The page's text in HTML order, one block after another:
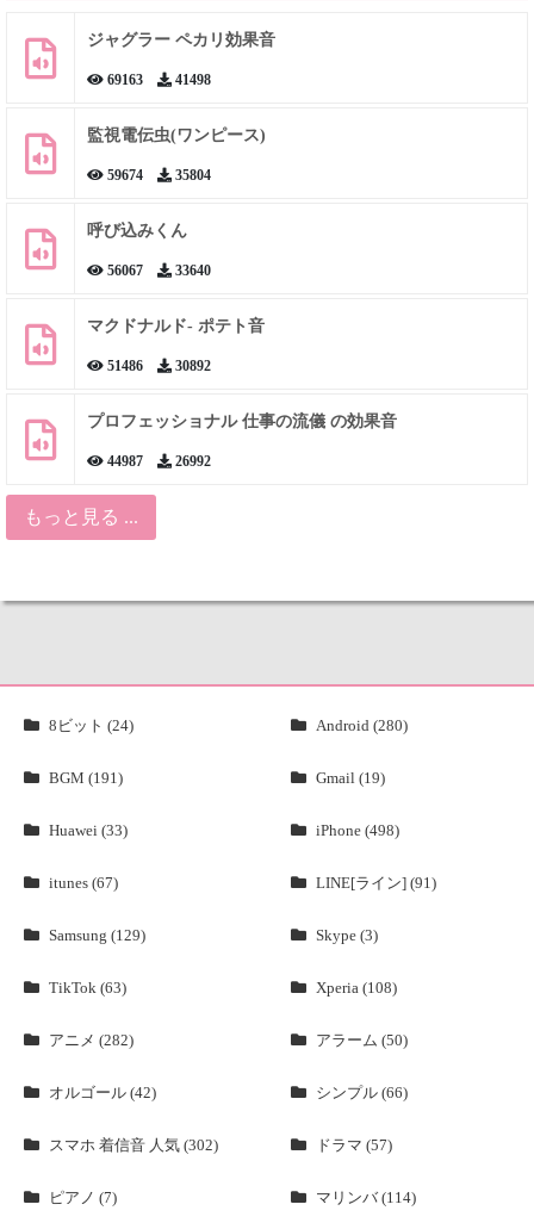
ジャグラー ペカリ効果音
69163 41498
監視電伝虫(ワンピース)
59674 35804
呼び込みくん
56067 33640
マクドナルド- ポテト音
51486 30892
プロフェッショナル 仕事の流儀 の効果音
44987 26992
もっと見る ...
8ビット (24) Android (280)
BGM (191) Gmail (19)
Huawei (33) iPhone (498)
itunes (67) LINE[ライン] (91)
Samsung (129) Skype (3)
TikTok (63) Xperia (108)
アニメ (282) アラーム (50)
オルゴール (42) シンプル (66)
スマホ 着信音 人気 (302) ドラマ (57)
ピアノ (7) マリンバ (114)